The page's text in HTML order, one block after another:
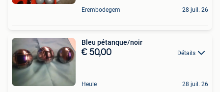
Erembodegem 28 juil. 26
Bleu pétanque/noir
€ 50,00 Détails
Heule 28 juil. 26